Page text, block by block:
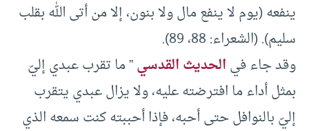
ينفعه (يوم لا ينفع مال ولا بنون، إلا من أتى الله بقلب
سليم). (الشعراء: 88، 89).
وقد جاء فيالحديث القدسي” ما تقرب عبدي إليّ
بمثل أداء ما افترضته عليه، ولا يزال عبدي يتقرب
إليّ بالنوافل حتى أحبه، فإذا أحببته كنت سمعه الذي